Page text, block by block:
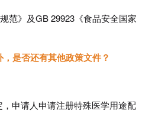
范》及GB 29923《食品安全国家
是否还有其他政策文件？
申请人申请注册特殊医学用途配